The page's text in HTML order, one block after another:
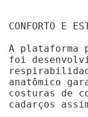
CONFORTO E
A
foi
anatômico
costuras de
cadarços